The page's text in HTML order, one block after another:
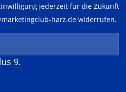
jederzeit für die Zukunft
harz.de widerrufen.
9.